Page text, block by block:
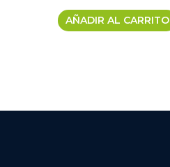
AÑADIR AL CARRITO